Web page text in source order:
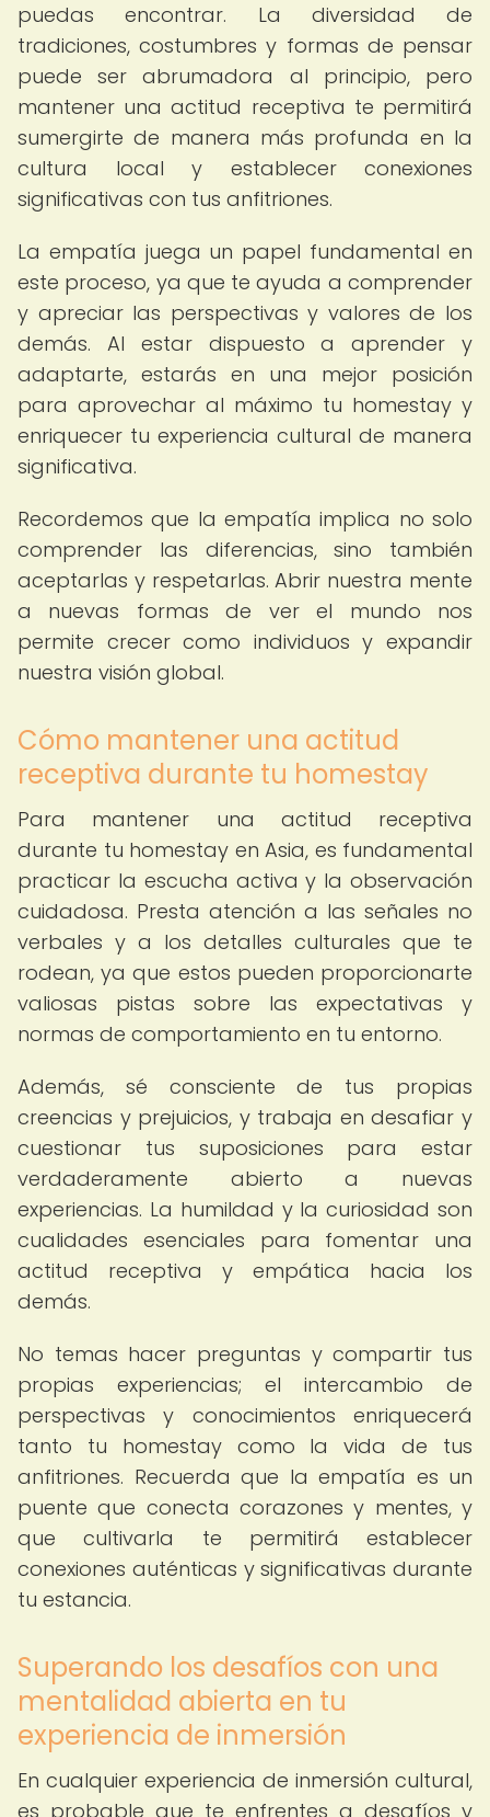
puedas encontrar. La diversidad de
tradiciones, costumbres y formas de pensar
puede ser abrumadora al principio, pero
mantener una actitud receptiva te permitirá
sumergirte de manera más profunda en la
cultura local y establecer conexiones
significativas con tus anfitriones.
La empatía juega un papel fundamental en
este proceso, ya que te ayuda a comprender
y apreciar las perspectivas y valores de los
demás. Al estar dispuesto a aprender y
adaptarte, estarás en una mejor posición
para aprovechar al máximo tu homestay y
enriquecer tu experiencia cultural de manera
significativa.
Recordemos que la empatía implica no solo
comprender las diferencias, sino también
aceptarlas y respetarlas. Abrir nuestra mente
a nuevas formas de ver el mundo nos
permite crecer como individuos y expandir
nuestra visión global.
Cómo mantener una actitud
receptiva durante tu homestay
Para mantener una actitud receptiva
durante tu homestay en Asia, es fundamental
practicar la escucha activa y la observación
cuidadosa. Presta atención a las señales no
verbales y a los detalles culturales que te
rodean, ya que estos pueden proporcionarte
valiosas pistas sobre las expectativas y
normas de comportamiento en tu entorno.
Además, sé consciente de tus propias
creencias y prejuicios, y trabaja en desafiar y
cuestionar tus suposiciones para estar
verdaderamente abierto a nuevas
experiencias. La humildad y la curiosidad son
cualidades esenciales para fomentar una
actitud receptiva y empática hacia los
demás.
No temas hacer preguntas y compartir tus
propias experiencias; el intercambio de
perspectivas y conocimientos enriquecerá
tanto tu homestay como la vida de tus
anfitriones. Recuerda que la empatía es un
puente que conecta corazones y mentes, y
que cultivarla te permitirá establecer
conexiones auténticas y significativas durante
tu estancia.
Superando los desafíos con una
mentalidad abierta en tu
experiencia de inmersión
En cualquier experiencia de inmersión cultural,
es probable que te enfrentes a desafíos y